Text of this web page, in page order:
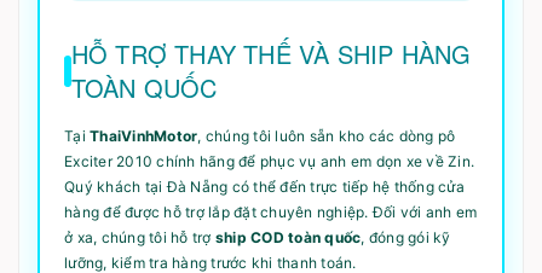
HỖ TRỢ THAY THẾ VÀ SHIP HÀNG
TOÀN QUỐC
Tại ThaiVinhMotor, chúng tôi luôn sẵn kho các dòng pô
Exciter 2010 chính hãng để phục vụ anh em dọn xe về Zin.
Quý khách tại Đà Nẵng có thể đến trực tiếp hệ thống cửa
hàng để được hỗ trợ lắp đặt chuyên nghiệp. Đối với anh em
ở xa, chúng tôi hỗ trợ ship COD toàn quốc, đóng gói kỹ
lưỡng, kiểm tra hàng trước khi thanh toán.